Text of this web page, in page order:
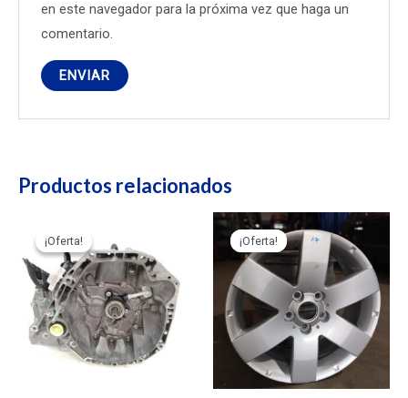
en este navegador para la próxima vez que haga un
comentario.
Productos relacionados
¡Oferta!
¡Oferta! ¡Oferta!
¡Oferta!